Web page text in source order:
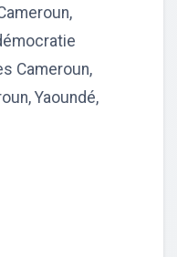
Cameroun,
Yaoundé,